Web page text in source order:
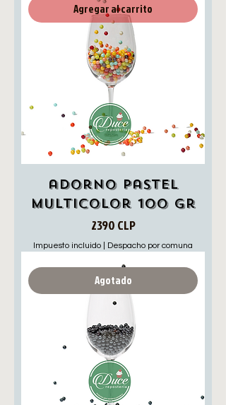
Agregar al carrito
adorno pastel
multicolor 100 gr
Precio
2390 CLP
Impuesto incluido Despacho por comuna
Agotado